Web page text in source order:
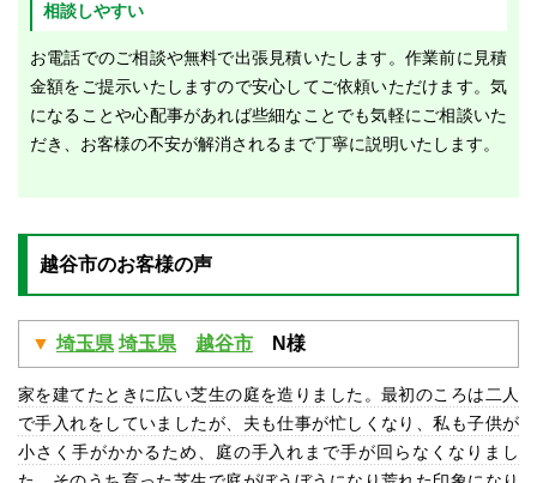
相談しやすい
お電話でのご相談や無料で出張見積いたします。作業前に見積
金額をご提示いたしますので安心してご依頼いただけます。気
になることや心配事があれば些細なことでも気軽にご相談いた
だき、お客様の不安が解消されるまで丁寧に説明いたします。
越谷市のお客様の声
埼玉県 埼玉県 越谷市 N様
家を建てたときに広い芝生の庭を造りました。最初のころは二人
で手入れをしていましたが、夫も仕事が忙しくなり、私も子供が
小さく手がかかるため、庭の手入れまで手が回らなくなりまし